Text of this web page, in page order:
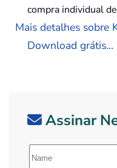
compra individual
Mais detalhes sobre
Download grátis...
Assinar